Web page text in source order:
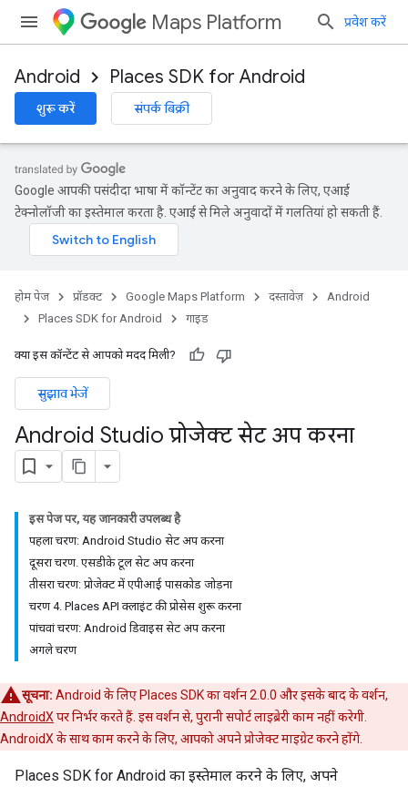
Maps Platform प्रवेश करें
Android Places SDK for Android
शुरू करें संपर्क बिक्री
Google आपकी पसंदीदा भाषा में कॉन्टेंट का अनुवाद करने के लिए, एआई
टेक्नोलॉजी का इस्तेमाल करता है. एआई से मिले अनुवादों में गलतियां हो सकती हैं.
होम पेज प्रॉडक्ट Google Maps Platform दस्तावेज़
Android
Places SDK for Android
गाइड
क्या इस कॉन्टेंट से आपको मदद मिली?
सुझाव भेजें
Android Studio प्रोजेक्ट सेट अप करना
इस पेज पर, यह जानकारी उपलब्ध है
पहला चरण: Android Studio सेट अप करना
दूसरा चरण. एसडीके टूल सेट अप करना
तीसरा चरण: प्रोजेक्ट में एपीआई पासकोड जोड़ना
चरण 4. Places API क्लाइंट की प्रोसेस शुरू करना
पांचवां चरण: Android डिवाइस सेट अप करना
अगले चरण
सूचना: Android के लिए Places SDK का वर्शन 2.0.0 और इसके बाद के वर्शन,
AndroidX पर निर्भर करते हैं. इस वर्शन से, पुरानी सपोर्ट लाइब्रेरी काम नहीं करेगी.
AndroidX के साथ काम करने के लिए, आपको अपने प्रोजेक्ट माइग्रेट करने होंगे.
Places SDK for Android का इस्तेमाल करने के लिए, अपने